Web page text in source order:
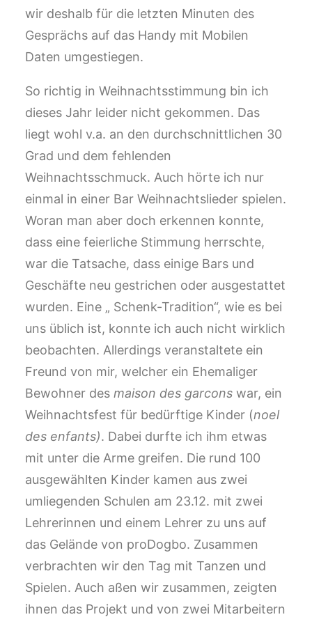
wir deshalb für die letzten Minuten des
Gesprächs auf das Handy mit Mobilen
Daten umgestiegen.
So richtig in Weihnachtsstimmung bin ich
dieses Jahr leider nicht gekommen. Das
liegt wohl v.a. an den durchschnittlichen 30
Grad und dem fehlenden
Weihnachtsschmuck. Auch hörte ich nur
einmal in einer Bar Weihnachtslieder spielen.
Woran man aber doch erkennen konnte,
dass eine feierliche Stimmung herrschte,
war die Tatsache, dass einige Bars und
Geschäfte neu gestrichen oder ausgestattet
wurden. Eine „ Schenk-Tradition“, wie es bei
uns üblich ist, konnte ich auch nicht wirklich
beobachten. Allerdings veranstaltete ein
Freund von mir, welcher ein Ehemaliger
Bewohner des maison des garcons war, ein
Weihnachtsfest für bedürftige Kinder (noel
des enfants). Dabei durfte ich ihm etwas
mit unter die Arme greifen. Die rund 100
ausgewählten Kinder kamen aus zwei
umliegenden Schulen am 23.12. mit zwei
Lehrerinnen und einem Lehrer zu uns auf
das Gelände von proDogbo. Zusammen
verbrachten wir den Tag mit Tanzen und
Spielen. Auch aßen wir zusammen, zeigten
ihnen das Projekt und von zwei Mitarbeitern